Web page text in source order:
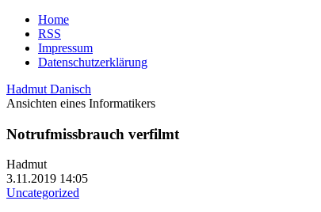
Home
RSS
Impressum
Datenschutzerklärung
Hadmut Danisch
Ansichten eines Informatikers
Notrufmissbrauch verfilmt
Hadmut
3.11.2019 14:05
Uncategorized